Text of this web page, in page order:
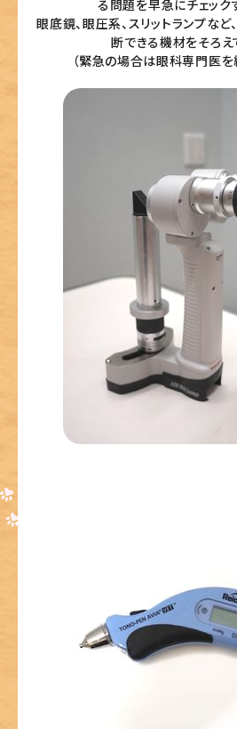
る問題を早急にチェック
眼底鏡、眼圧系、スリットランプな
断できる機材をそろえ
（緊急の場合は眼科専門医を